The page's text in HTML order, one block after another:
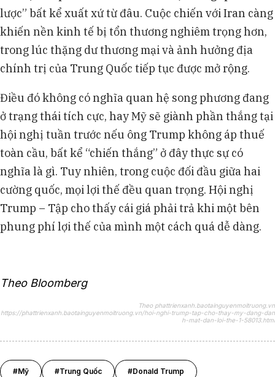
lược” bất kể xuất xứ từ đâu. Cuộc chiến với Iran càng
khiến nền kinh tế bị tổn thương nghiêm trọng hơn,
trong lúc thặng dư thương mại và ảnh hưởng địa
chính trị của Trung Quốc tiếp tục được mở rộng.
Điều đó không có nghĩa quan hệ song phương đang
ở trạng thái tích cực, hay Mỹ sẽ giành phần thắng tại
hội nghị tuần trước nếu ông Trump không áp thuế
toàn cầu, bất kể “chiến thắng” ở đây thực sự có
nghĩa là gì. Tuy nhiên, trong cuộc đối đầu giữa hai
cường quốc, mọi lợi thế đều quan trọng. Hội nghị
Trump – Tập cho thấy cái giá phải trả khi một bên
phung phí lợi thế của mình một cách quá dễ dàng.
Theo Bloomberg
Theo phattrienxanh.baotainguyenmoitruong.vn
https://phattrienxanh.baotainguyenmoitruong.vn/hoi-nghi-trump-tap-cho-thay-my-dang-dan
h-mat-dan-loi-the-1-58013.html
#Mỹ #Trung Quốc #Donald Trump